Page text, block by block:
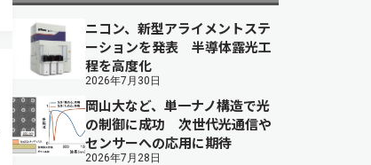
ニコン、新型アライメントステ
ーションを発表 半導体露光工
程を高度化
2026年7月30日
岡山大など、単一ナノ構造で光
の制御に成功 次世代光通信や
センサーへの応用に期待
2026年7月28日